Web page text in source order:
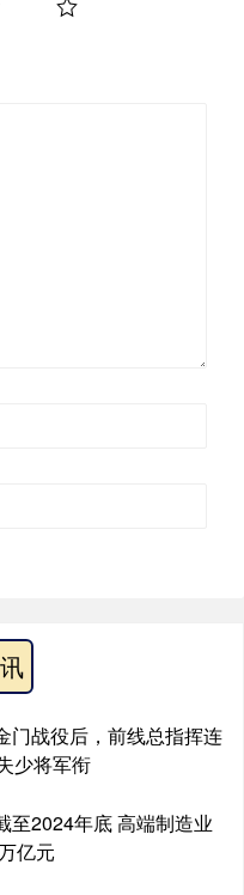
门战役后，前线总指挥连
少将军衔
至2024年底 高端制造业
亿元